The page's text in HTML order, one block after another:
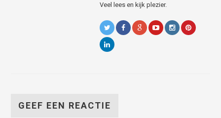
Veel lees en kijk plezier.
GEEF EEN REACTIE